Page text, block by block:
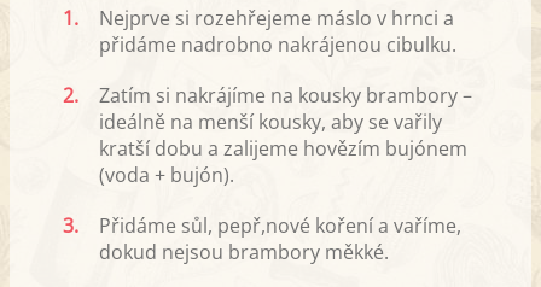
1.
Nejprve si rozehřejeme máslo v hrnci a
přidáme nadrobno nakrájenou cibulku.
2.
Zatím si nakrájíme na kousky brambory –
ideálně na menší kousky, aby se vařily
kratší dobu a zalijeme hovězím bujónem
(voda + bujón).
3.
Přidáme sůl, pepř,nové koření a vaříme,
dokud nejsou brambory měkké.